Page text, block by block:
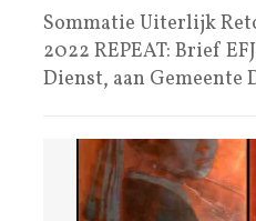
Sommatie Uiterlijk
2022 REPEAT: Brief
Dienst, aan Gemeente